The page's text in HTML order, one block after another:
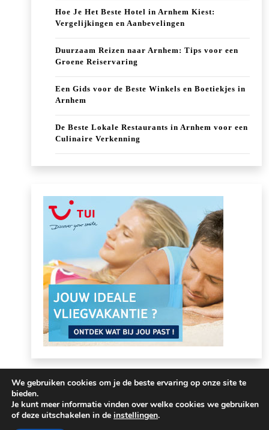
Hoe Je Het Beste Hotel in Arnhem Kiest:
Vergelijkingen en Aanbevelingen
Duurzaam Reizen naar Arnhem: Tips voor een
Groene Reiservaring
Een Gids voor de Beste Winkels en Boetiekjes in
Arnhem
De Beste Lokale Restaurants in Arnhem voor een
Culinaire Verkenning
We gebruiken cookies om je de beste ervaring op onze site te
bieden.
Je kunt meer informatie vinden over welke cookies we gebruiken
of deze uitschakelen in de instellingen.